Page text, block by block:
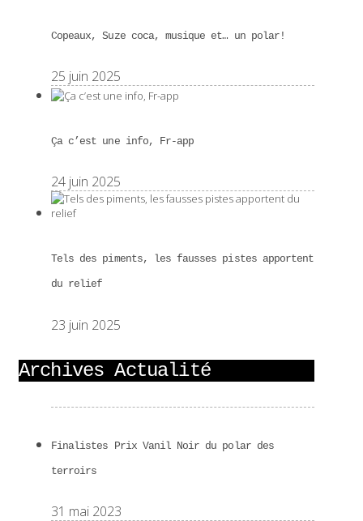
Copeaux, Suze coca, musique et… un polar!
25 juin 2025
Ça c’est une info, Fr-app
24 juin 2025
Tels des piments, les fausses pistes apportent
du relief
23 juin 2025
Archives Actualité
Finalistes Prix Vanil Noir du polar des
terroirs
31 mai 2023